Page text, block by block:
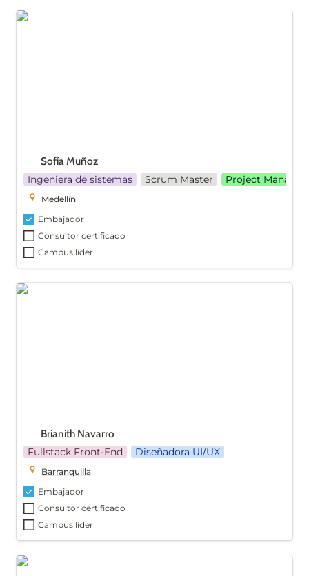
Sofía Muñoz
Sofía Muñoz
Ingeniera de sistemas Scrum Master Project Manager
Medellín
Embajador
Consultor certificado
Campus líder
Brianith Navarro
Brianith Navarro
Fullstack Front-End Diseñadora UI/UX
Barranquilla
Embajador
Consultor certificado
Campus líder
Mariana Luján